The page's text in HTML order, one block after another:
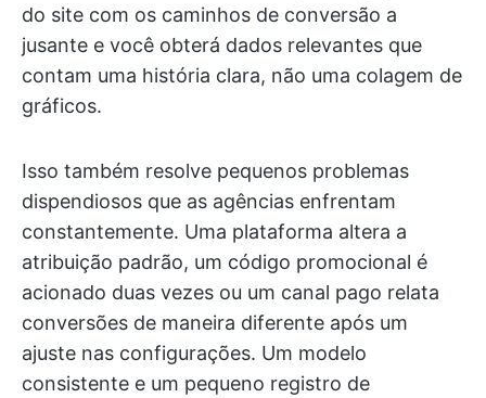
do site com os caminhos de conversão a
jusante e você obterá dados relevantes que
contam uma história clara, não uma colagem de
gráficos.
Isso também resolve pequenos problemas
dispendiosos que as agências enfrentam
constantemente. Uma plataforma altera a
atribuição padrão, um código promocional é
acionado duas vezes ou um canal pago relata
conversões de maneira diferente após um
ajuste nas configurações. Um modelo
consistente e um pequeno registro de